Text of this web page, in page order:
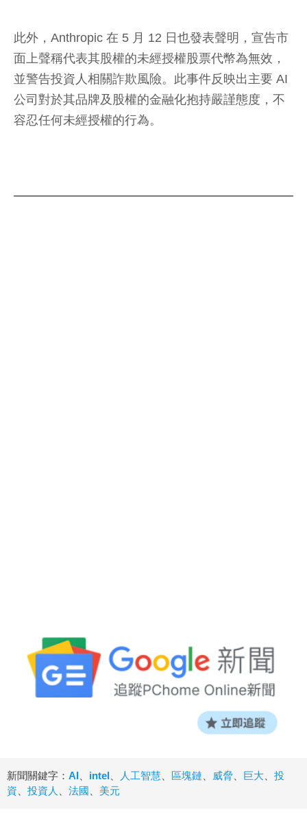
此外，Anthropic 在 5 月 12 日也發表聲明，宣告市
面上聲稱代表其股權的未經授權股票代幣為無效，
並警告投資人相關詐欺風險。此事件反映出主要 AI
公司對於其品牌及股權的金融化抱持嚴謹態度，不
容忍任何未經授權的行為。
新聞關鍵字： AI intel 人工智慧 區塊鏈 威脅 巨大
投
資
投資人 法國 美元